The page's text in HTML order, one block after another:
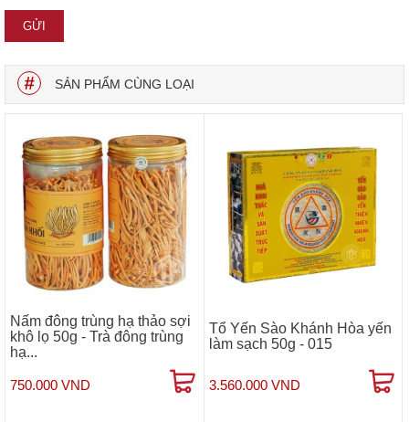
SẢN PHẨM CÙNG LOẠI
Nấm đông trùng hạ thảo sợi
khô lọ 50g - Trà đông trùng
hạ...
750.000 VND
Tổ Yến Sào Khánh Hòa yến
làm sạch 50g - 015
3.560.000 VND